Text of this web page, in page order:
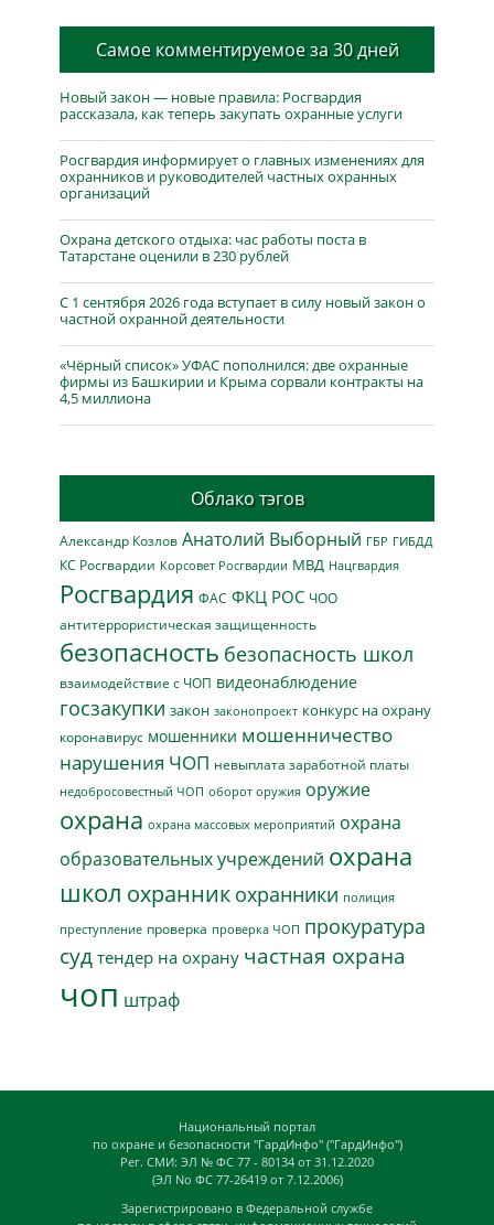
Самое комментируемое за 30 дней
Новый закон — новые правила: Росгвардия
рассказала, как теперь закупать охранные услуги
Росгвардия информирует о главных изменениях для
охранников и руководителей частных охранных
организаций
Охрана детского отдыха: час работы поста в
Татарстане оценили в 230 рублей
С 1 сентября 2026 года вступает в силу новый закон о
частной охранной деятельности
«Чёрный список» УФАС пополнился: две охранные
фирмы из Башкирии и Крыма сорвали контракты на
4,5 миллиона
Облако тэгов
Александр Козлов Анатолий Выборный ГБР ГИБДД
КС Росгвардии Корсовет Росгвардии МВД Нацгвардия
Росгвардия ФАС ФКЦ РОС ЧОО
антитеррористическая защищенность
безопасность безопасность школ
взаимодействие с ЧОП видеонаблюдение
госзакупки закон законопроект конкурс на охрану
коронавирус мошенники мошенничество
нарушения ЧОП невыплата заработной платы
недобросовестный ЧОП оборот оружия оружие
охрана охрана массовых мероприятий охрана
образовательных учреждений охрана
школ охранник охранники полиция
преступление проверка проверка ЧОП прокуратура
суд тендер на охрану частная охрана
чоп штраф
Национальный портал
по охране и безопасности "ГардИнфо" ("ГардИнфо")
Рег. СМИ: ЭЛ № ФС 77 - 80134 от 31.12.2020
(ЭЛ No ФС 77-26419 от 7.12.2006)
Зарегистрировано в Федеральной службе